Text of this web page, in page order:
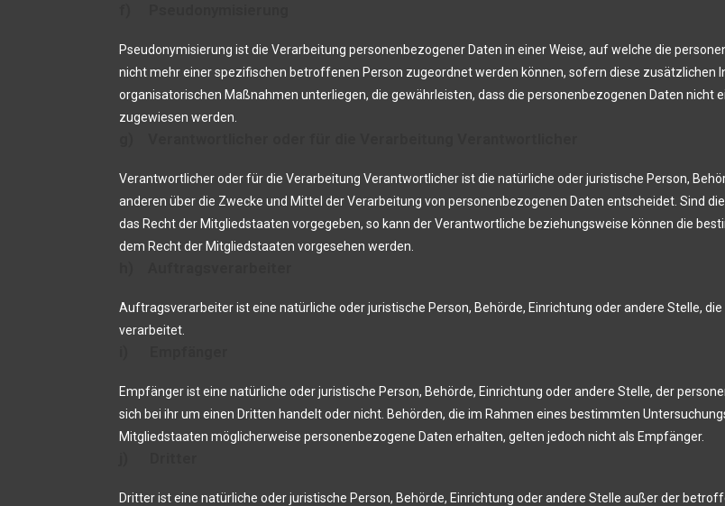
Pseudonymisierung ist die Verarbeitung personenbezogener Daten in einer Weise, auf welche die
nicht mehr einer spezifischen betroffenen Person zugeordnet werden können, sofern diese
organisatorischen Maßnahmen unterliegen, die gewährleisten, dass die personenbezogenen Daten
zugewiesen werden.
Verantwortlicher oder für die Verarbeitung Verantwortlicher ist die natürliche oder juristische Person,
anderen über die Zwecke und Mittel der Verarbeitung von personenbezogenen Daten entscheidet. Sind
das Recht der Mitgliedstaaten vorgegeben, so kann der Verantwortliche beziehungsweise können die
dem Recht der Mitgliedstaaten vorgesehen werden.
Auftragsverarbeiter ist eine natürliche oder juristische Person, Behörde, Einrichtung oder andere Stelle,
verarbeitet.
Empfänger ist eine natürliche oder juristische Person, Behörde, Einrichtung oder andere Stelle, der
sich bei ihr um einen Dritten handelt oder nicht. Behörden, die im Rahmen eines bestimmten
Mitgliedstaaten möglicherweise personenbezogene Daten erhalten, gelten jedoch nicht als Empfänger.
Dritter ist eine natürliche oder juristische Person, Behörde, Einrichtung oder andere Stelle außer der